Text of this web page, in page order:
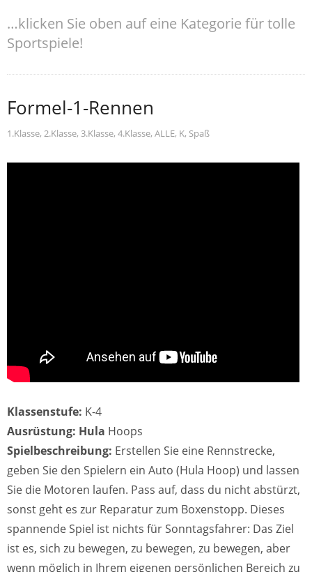
…klicken Sie oben auf eine Kategorie für tolle
Sportspiele!
Formel-1-Rennen
1.Klasse, 2.Klasse, 3.Klasse, 4.Klasse, ALLE, K, Spaß
Klassenstufe: K-4
Ausrüstung: Hula Hoops
Spielbeschreibung: Erstellen Sie eine Rennstrecke,
geben Sie den Spielern ein Auto (Hula Hoop) und lassen
Sie die Motoren laufen. Pass auf, dass du nicht abstürzt,
sonst geht es zur Reparatur zum Boxenstopp. Dieses
spannende Spiel ist nichts für Sonntagsfahrer: Das Ziel
ist es, sich zu bewegen, zu bewegen, zu bewegen, aber
wenn möglich in Ihrem eigenen persönlichen Bereich zu